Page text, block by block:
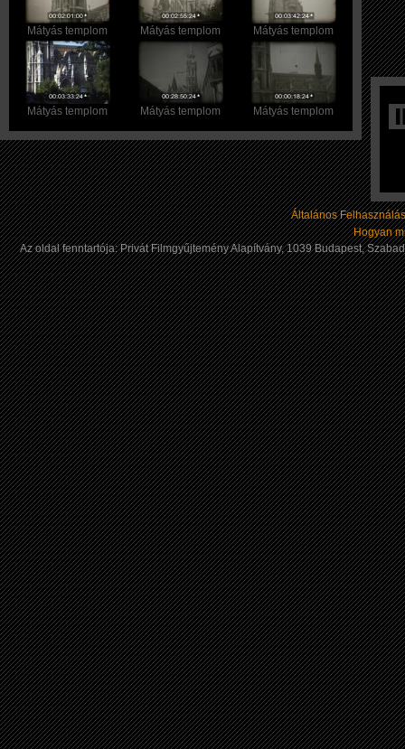
Mátyás templom Mátyás templom Mátyás templom
Mátyás templom Mátyás templom Mátyás templom
Általános
Hogyan
Az oldal fenntartója: Privát Filmgyűjtemény Alapítvány, 1039 Budapest,